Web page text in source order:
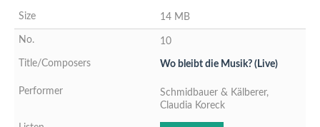
14 MB
10
Wo bleibt die Musik? (Live)
Schmidbauer & Kälberer,
Claudia Koreck